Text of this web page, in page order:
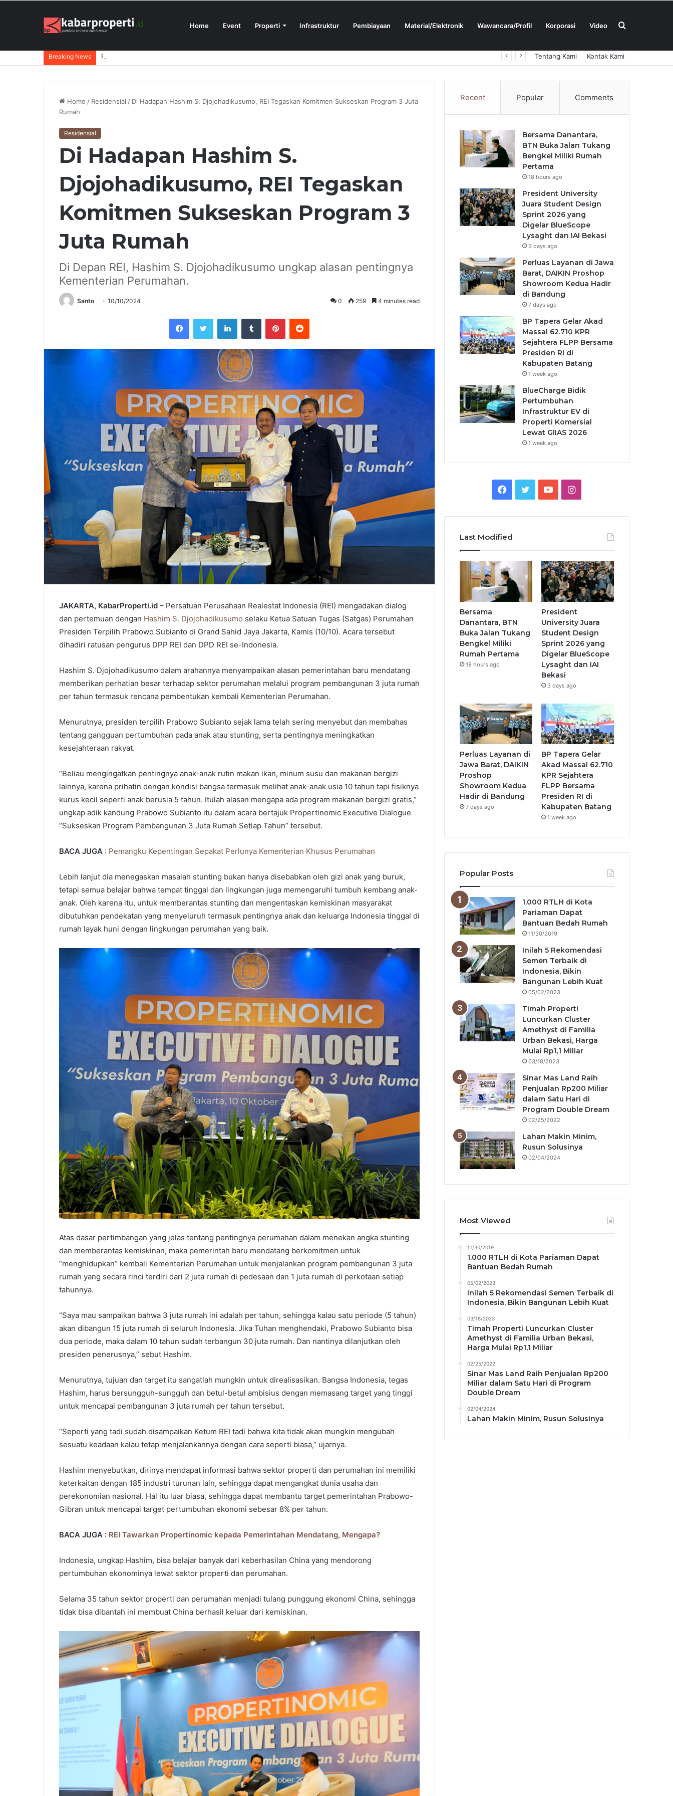
Home Event Properti Infrastruktur Pembiayaan Material/Elektronik Wawancara/Profil Korporasi Video Search
Breaking News President University Juara Student Design Sprint 2026 yang Digelar BlueScope Lysaght dan IAI Bekasi Tentang Kami Kontak Kami
Home / Residensial / Di Hadapan Hashim S. Djojohadikusumo, REI Tegaskan Komitmen Sukseskan Program 3 Juta
Rumah
Residensial
Di Hadapan Hashim S.
Djojohadikusumo, REI Tegaskan
Komitmen Sukseskan Program 3
Juta Rumah
Di Depan REI, Hashim S. Djojohadikusumo ungkap alasan pentingnya
Kementerian Perumahan.
Santo 10/10/2024 0 259 4 minutes read
FacebookTwitter LinkedInTumblr PinterestReddit
JAKARTA, KabarProperti.id – Persatuan Perusahaan Realestat Indonesia (REI) mengadakan dialog
dan pertemuan dengan Hashim S. Djojohadikusumo selaku Ketua Satuan Tugas (Satgas) Perumahan
Presiden Terpilih Prabowo Subianto di Grand Sahid Jaya Jakarta, Kamis (10/10). Acara tersebut
dihadiri ratusan pengurus DPP REI dan DPD REI se-Indonesia.
Hashim S. Djojohadikusumo dalam arahannya menyampaikan alasan pemerintahan baru mendatang
memberikan perhatian besar terhadap sektor perumahan melalui program pembangunan 3 juta rumah
per tahun termasuk rencana pembentukan kembali Kementerian Perumahan.
Menurutnya, presiden terpilih Prabowo Subianto sejak lama telah sering menyebut dan membahas
tentang gangguan pertumbuhan pada anak atau stunting, serta pentingnya meningkatkan
kesejahteraan rakyat.
“Beliau mengingatkan pentingnya anak-anak rutin makan ikan, minum susu dan makanan bergizi
lainnya, karena prihatin dengan kondisi bangsa termasuk melihat anak-anak usia 10 tahun tapi fisiknya
kurus kecil seperti anak berusia 5 tahun. Itulah alasan mengapa ada program makanan bergizi gratis,”
ungkap adik kandung Prabowo Subianto itu dalam acara bertajuk Propertinomic Executive Dialogue
“Sukseskan Program Pembangunan 3 Juta Rumah Setiap Tahun” tersebut.
BACA JUGA : Pemangku Kepentingan Sepakat Perlunya Kementerian Khusus Perumahan
Lebih lanjut dia menegaskan masalah stunting bukan hanya disebabkan oleh gizi anak yang buruk,
tetapi semua belajar bahwa tempat tinggal dan lingkungan juga memengaruhi tumbuh kembang anak-
anak. Oleh karena itu, untuk memberantas stunting dan mengentaskan kemiskinan masyarakat
dibutuhkan pendekatan yang menyeluruh termasuk pentingnya anak dan keluarga Indonesia tinggal di
rumah layak huni dengan lingkungan perumahan yang baik.
Atas dasar pertimbangan yang jelas tentang pentingnya perumahan dalam menekan angka stunting
dan memberantas kemiskinan, maka pemerintah baru mendatang berkomitmen untuk
“menghidupkan” kembali Kementerian Perumahan untuk menjalankan program pembangunan 3 juta
rumah yang secara rinci terdiri dari 2 juta rumah di pedesaan dan 1 juta rumah di perkotaan setiap
tahunnya.
“Saya mau sampaikan bahwa 3 juta rumah ini adalah per tahun, sehingga kalau satu periode (5 tahun)
akan dibangun 15 juta rumah di seluruh Indonesia. Jika Tuhan menghendaki, Prabowo Subianto bisa
dua periode, maka dalam 10 tahun sudah terbangun 30 juta rumah. Dan nantinya dilanjutkan oleh
presiden penerusnya,” sebut Hashim.
Menurutnya, tujuan dan target itu sangatlah mungkin untuk direalisasikan. Bangsa Indonesia, tegas
Hashim, harus bersungguh-sungguh dan betul-betul ambisius dengan memasang target yang tinggi
untuk mencapai pembangunan 3 juta rumah per tahun tersebut.
“Seperti yang tadi sudah disampaikan Ketum REI tadi bahwa kita tidak akan mungkin mengubah
sesuatu keadaan kalau tetap menjalankannya dengan cara seperti biasa,” ujarnya.
Hashim menyebutkan, dirinya mendapat informasi bahwa sektor properti dan perumahan ini memiliki
keterkaitan dengan 185 industri turunan lain, sehingga dapat mengangkat dunia usaha dan
perekonomian nasional. Hal itu luar biasa, sehingga dapat membantu target pemerintahan Prabowo-
Gibran untuk mencapai target pertumbuhan ekonomi sebesar 8% per tahun.
BACA JUGA : REI Tawarkan Propertinomic kepada Pemerintahan Mendatang, Mengapa?
Indonesia, ungkap Hashim, bisa belajar banyak dari keberhasilan China yang mendorong
pertumbuhan ekonominya lewat sektor properti dan perumahan.
Selama 35 tahun sektor properti dan perumahan menjadi tulang punggung ekonomi China, sehingga
tidak bisa dibantah ini membuat China berhasil keluar dari kemiskinan.
Recent Popular Comments
Bersama Danantara,
BTN Buka Jalan Tukang
Bengkel Miliki Rumah
Pertama
18 hours ago
President University
Juara Student Design
Sprint 2026 yang
Digelar BlueScope
Lysaght dan IAI Bekasi
3 days ago
Perluas Layanan di Jawa
Barat, DAIKIN Proshop
Showroom Kedua Hadir
di Bandung
7 days ago
BP Tapera Gelar Akad
Massal 62.710 KPR
Sejahtera FLPP Bersama
Presiden RI di
Kabupaten Batang
1 week ago
BlueCharge Bidik
Pertumbuhan
Infrastruktur EV di
Properti Komersial
Lewat GIIAS 2026
1 week ago
Facebook
TwitterYouTubeInstagram
Last Modified
Bersama
Danantara, BTN
Buka Jalan Tukang
Bengkel Miliki
Rumah Pertama
18 hours ago
President
University Juara
Student Design
Sprint 2026 yang
Digelar BlueScope
Lysaght dan IAI
Bekasi
3 days ago
Perluas Layanan di
Jawa Barat, DAIKIN
Proshop
Showroom Kedua
Hadir di Bandung
7 days ago
BP Tapera Gelar
Akad Massal 62.710
KPR Sejahtera
FLPP Bersama
Presiden RI di
Kabupaten Batang
1 week ago
Popular Posts
1.000 RTLH di Kota
Pariaman Dapat
Bantuan Bedah Rumah
11/30/2019
Inilah 5 Rekomendasi
Semen Terbaik di
Indonesia, Bikin
Bangunan Lebih Kuat
05/02/2023
Timah Properti
Luncurkan Cluster
Amethyst di Familia
Urban Bekasi, Harga
Mulai Rp1,1 Miliar
03/18/2023
Sinar Mas Land Raih
Penjualan Rp200 Miliar
dalam Satu Hari di
Program Double Dream
02/25/2022
Lahan Makin Minim,
Rusun Solusinya
02/04/2024
Most Viewed
11/30/2019
1.000 RTLH di Kota Pariaman Dapat
Bantuan Bedah Rumah
05/02/2023
Inilah 5 Rekomendasi Semen Terbaik di
Indonesia, Bikin Bangunan Lebih Kuat
03/18/2023
Timah Properti Luncurkan Cluster
Amethyst di Familia Urban Bekasi,
Harga Mulai Rp1,1 Miliar
02/25/2022
Sinar Mas Land Raih Penjualan Rp200
Miliar dalam Satu Hari di Program
Double Dream
02/04/2024
Lahan Makin Minim, Rusun Solusinya